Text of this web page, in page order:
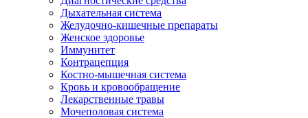
Дыхательная система
Желудочно-кишечные препараты
Женское здоровье
Иммунитет
Контрацепция
Костно-мышечная система
Кровь и кровообращение
Лекарственные травы
Мочеполовая система